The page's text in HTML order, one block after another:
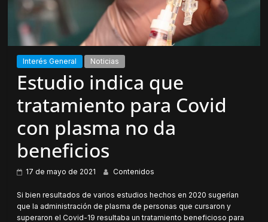
Interés General Noticias
Estudio indica que
tratamiento para Covid
con plasma no da
beneficios
17 de mayo de 2021 Contenidos
Si bien resultados de varios estudios hechos en 2020 sugerían
que la administración de plasma de personas que cursaron y
superaron el Covid-19 resultaba un tratamiento beneficioso para